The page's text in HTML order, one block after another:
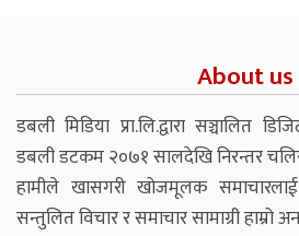
About us
डबली मिडिया प्रा.लि.द्वारा सञ्चालित
डबली डटकम २०७१ सालदेखि निरन्तर
हामीले खासगरी खोजमूलक
सन्तुलित विचार र समाचार सामाग्री हाम्रो